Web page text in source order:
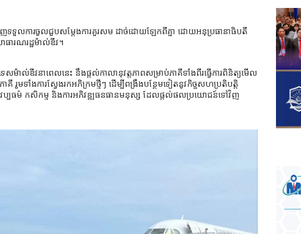
ើញទទួលការចូលជួបសម្តែងការគួរសម ដាច់ដោយឡែកពីគ្នា ដោយអនុប្រធានាធិបតី
ធារណរដ្ឋម៉ាល់ឌីវ។
សម៉ាល់ឌីវនាពេលនេះ នឹងផ្ដល់កាលានុវត្តភាពសម្រាប់ភាគីទាំងពីរធ្វើការពិនិត្យមើល
រួមទាំងការស្វែងរកអភិក្រមថ្មីៗ ដើម្បីពង្រឹងបន្ថែមទៀតនូវកិច្ចសហប្រតិបត្តិ
វប្បធម៌ កសិកម្ម និងការអភិវឌ្ឍធនធានមនុស្ស ដែលផ្តល់ផលប្រយោជន៍ទៅវិញ